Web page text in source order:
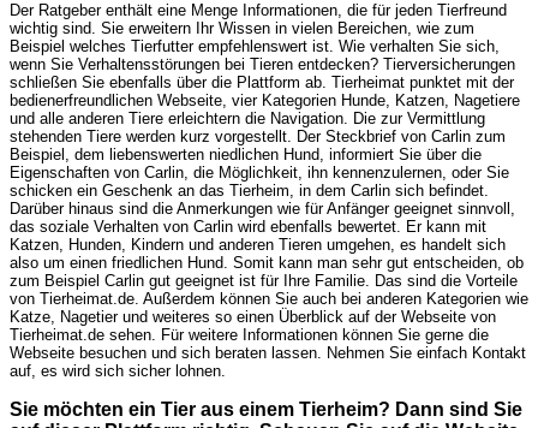
Der Ratgeber enthält eine Menge Informationen, die für jeden Tierfreund
wichtig sind. Sie erweitern Ihr Wissen in vielen Bereichen, wie zum
Beispiel welches Tierfutter empfehlenswert ist. Wie verhalten Sie sich,
wenn Sie Verhaltensstörungen bei Tieren entdecken? Tierversicherungen
schließen Sie ebenfalls über die Plattform ab. Tierheimat punktet mit der
bedienerfreundlichen Webseite, vier Kategorien Hunde, Katzen, Nagetiere
und alle anderen Tiere erleichtern die Navigation. Die zur Vermittlung
stehenden Tiere werden kurz vorgestellt. Der Steckbrief von Carlin zum
Beispiel, dem liebenswerten niedlichen Hund, informiert Sie über die
Eigenschaften von Carlin, die Möglichkeit, ihn kennenzulernen, oder Sie
schicken ein Geschenk an das Tierheim, in dem Carlin sich befindet.
Darüber hinaus sind die Anmerkungen wie für Anfänger geeignet sinnvoll,
das soziale Verhalten von Carlin wird ebenfalls bewertet. Er kann mit
Katzen, Hunden, Kindern und anderen Tieren umgehen, es handelt sich
also um einen friedlichen Hund. Somit kann man sehr gut entscheiden, ob
zum Beispiel Carlin gut geeignet ist für Ihre Familie. Das sind die Vorteile
von Tierheimat.de. Außerdem können Sie auch bei anderen Kategorien wie
Katze, Nagetier und weiteres so einen Überblick auf der Webseite von
Tierheimat.de sehen. Für weitere Informationen können Sie gerne die
Webseite besuchen und sich beraten lassen. Nehmen Sie einfach Kontakt
auf, es wird sich sicher lohnen.
Sie möchten ein Tier aus einem Tierheim? Dann sind Sie